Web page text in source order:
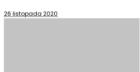
26 listopada 2020